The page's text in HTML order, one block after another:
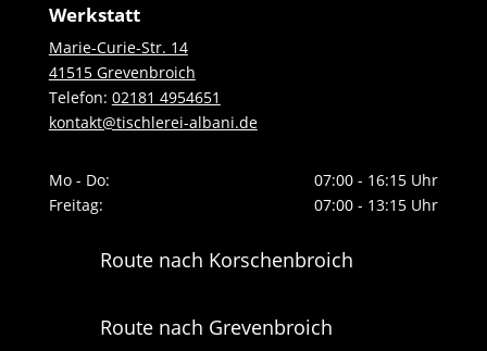
Werkstatt
Marie-Curie-Str. 14
41515 Grevenbroich
Telefon: 02181 4954651
kontakt@tischlerei-albani.de
Mo - Do:
07:00 - 16:15 Uhr
Freitag:
07:00 - 13:15 Uhr
Route nach Korschenbroich
Route nach Grevenbroich